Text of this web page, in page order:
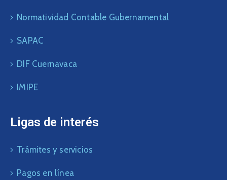
Normatividad Contable Gubernamental
SAPAC
DIF Cuernavaca
IMIPE
Ligas de interés
Trámites y servicios
Pagos en línea